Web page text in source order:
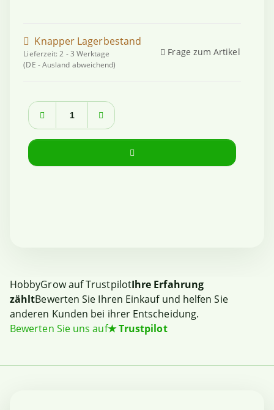
Knapper Lagerbestand
Lieferzeit:2 - 3 Werktage
(DE - Ausland abweichend)
Frage zum Artikel
HobbyGrow auf TrustpilotIhre Erfahrung
zähltBewerten Sie Ihren Einkauf und helfen Sie
anderen Kunden bei ihrer Entscheidung.
Bewerten Sie uns auf★Trustpilot